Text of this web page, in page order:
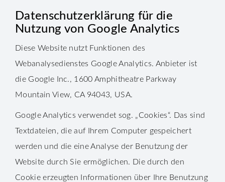
Datenschutzerklärung für die
Nutzung von Google Analytics
Diese Website nutzt Funktionen des
Webanalysedienstes Google Analytics. Anbieter ist
die Google Inc., 1600 Amphitheatre Parkway
Mountain View, CA 94043, USA.
Google Analytics verwendet sog. „Cookies“. Das sind
Textdateien, die auf Ihrem Computer gespeichert
werden und die eine Analyse der Benutzung der
Website durch Sie ermöglichen. Die durch den
Cookie erzeugten Informationen über Ihre Benutzung